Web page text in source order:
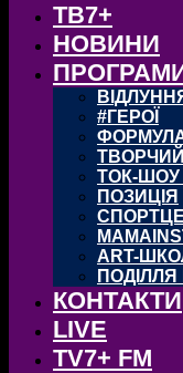
ТВ7+
НОВИНИ
#ГЕРОЇ
ФОРМУЛА
ТОК-ШОУ
ПОЗИЦІЯ
ART-
ПОДІЛЛЯ
КОНТАКТИ
LIVE
TV7+ FM